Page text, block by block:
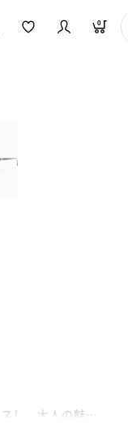
0
し、大人の魅力